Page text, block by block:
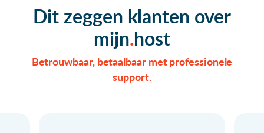
Dit zeggen klanten over
mijn host
Betrouwbaar, betaalbaar met professionele
support.